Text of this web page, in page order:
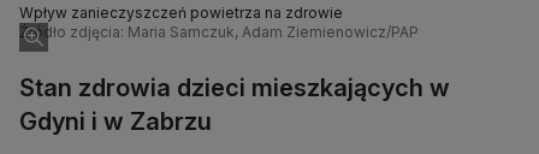
Wpływ zanieczyszczeń powietrza na zdrowie
Źródło zdjęcia: Maria Samczuk, Adam Ziemienowicz/PAP
Stan zdrowia dzieci mieszkających w
Gdyni i w Zabrzu